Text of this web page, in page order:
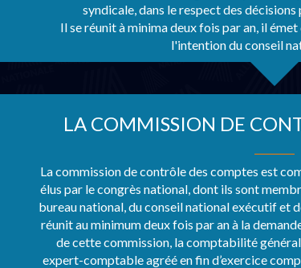
syndicale, dans le respect des
Il se réunit à minima deux fois par an, il
l'intention du conseil
LA COMMISSION DE
La commission de contrôle des comptes est
élus par le congrès national, dont ils sont
bureau national, du conseil national exécutif et
réunit au minimum deux fois par an à la
de cette commission, la comptabilité
expert-comptable agréé en fin d’exercice